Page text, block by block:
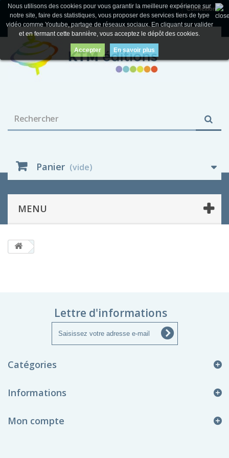
Connexion
Panier (vide)
MENU
Nous utilisons des cookies pour vous garantir la meilleure expérience sur
notre site, faire des statistiques, vous proposer des services tiers de type
vidéo comme Youtube, partage de réseaux sociaux. En cliquant sur valider
et en fermant cette bannière, vous acceptez le dépôt des cookies.
Accepter En savoir plus
Lettre d'informations
Catégories
Informations
Mon compte